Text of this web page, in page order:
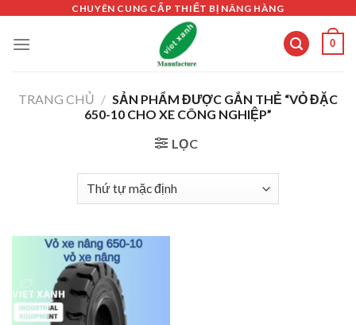
content
CHUYÊN CUNG CẤP THIẾT BỊ NÂNG HÀNG
0
TRANG CHỦ / SẢN PHẨM ĐƯỢC GẮN THẺ “VỎ ĐẶC
650-10 CHO XE CÔNG NGHIỆP”
LỌC